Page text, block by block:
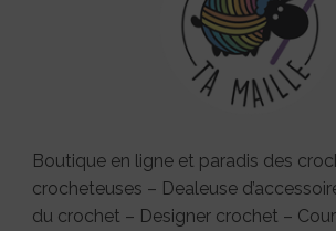
Boutique en ligne et paradis des
crocheteuses – Dealeuse
du crochet – Designer crochet –